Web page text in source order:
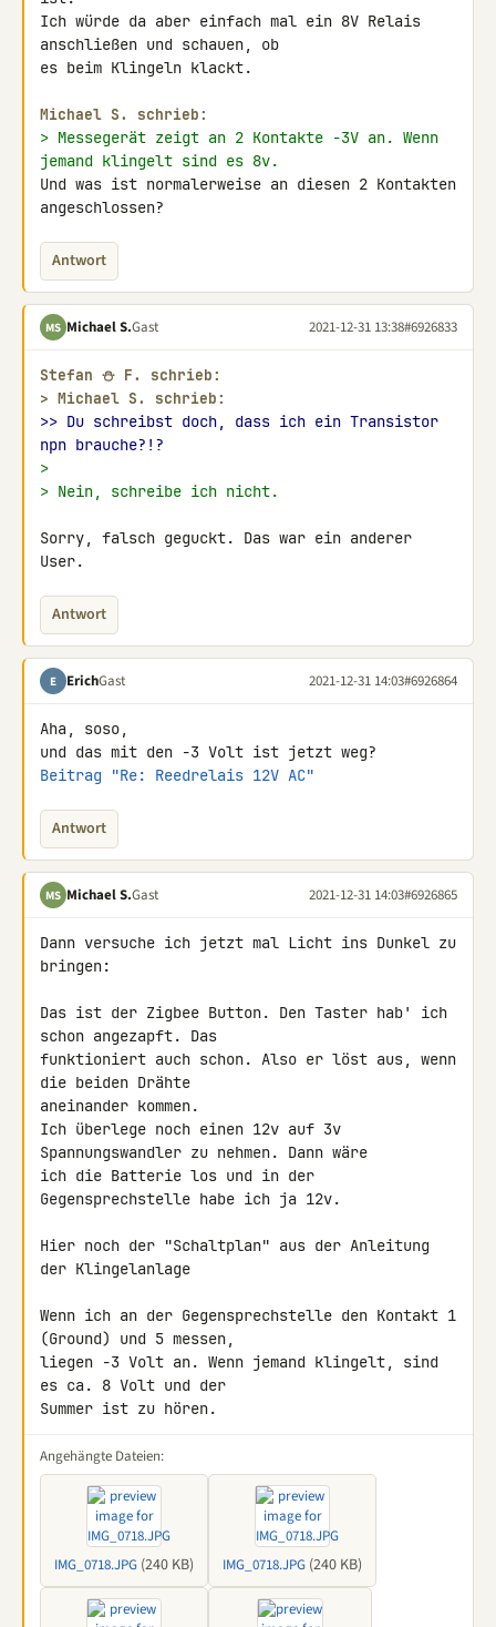
Ich würde da aber einfach mal ein 8V Relais
anschließen und schauen, ob
es beim Klingeln klackt.
Michael S. schrieb:
> Messegerät zeigt an 2 Kontakte -3V an. Wenn
jemand klingelt sind es 8v.
Und was ist normalerweise an diesen 2 Kontakten
angeschlossen?
Antwort
MS Michael S.Gast 2021-12-31 13:38#6926833
Stefan ⛄ F. schrieb:
> Michael S. schrieb:
>> Du schreibst doch, dass ich ein Transistor
npn brauche?!?
>
> Nein, schreibe ich nicht.
Sorry, falsch geguckt. Das war ein anderer
User.
Antwort
E ErichGast 2021-12-31 14:03#6926864
Aha, soso,
Beitrag "Re: Reedrelais 12V AC"
Antwort
MS Michael S.Gast 2021-12-31 14:03#6926865
Dann versuche ich jetzt mal Licht ins Dunkel zu
bringen:
Das ist der Zigbee Button. Den Taster hab' ich
schon angezapft. Das
funktioniert auch schon. Also er löst aus, wenn
die beiden Drähte
aneinander kommen.
Ich überlege noch einen 12v auf 3v
Spannungswandler zu nehmen. Dann wäre
ich die Batterie los und in der
Gegensprechstelle habe ich ja 12v.
Hier noch der "Schaltplan" aus der Anleitung
der Klingelanlage
Wenn ich an der Gegensprechstelle den Kontakt 1
(Ground) und 5 messen,
liegen -3 Volt an. Wenn jemand klingelt, sind
es ca. 8 Volt und der
Summer ist zu hören.
Angehängte Dateien:
IMG_0718.JPG (240 KB) IMG_0718.JPG (240 KB)